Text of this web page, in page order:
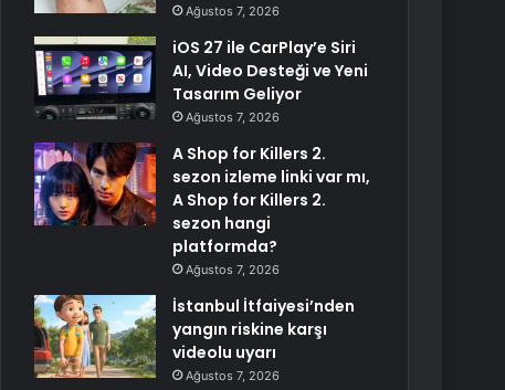
Ağustos 7, 2026
iOS 27 ile CarPlay’e Siri
AI, Video Desteği ve Yeni
Tasarım Geliyor
Ağustos 7, 2026
A Shop for Killers 2.
sezon izleme linki var mı,
A Shop for Killers 2.
sezon hangi
platformda?
Ağustos 7, 2026
İstanbul İtfaiyesi’nden
yangın riskine karşı
videolu uyarı
Ağustos 7, 2026